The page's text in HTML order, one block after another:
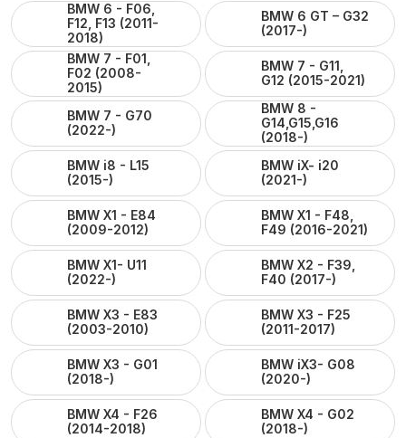
BMW 6 - F06,
F12, F13 (2011-
2018)
BMW 6 GT – G32
(2017-)
BMW 7 - F01,
F02 (2008-
2015)
BMW 7 - G11,
G12 (2015-2021)
BMW 7 - G70
(2022-)
BMW 8 -
G14,G15,G16
(2018-)
BMW i8 - L15
(2015-)
BMW iX- i20
(2021-)
BMW X1 - E84
(2009-2012)
BMW X1 - F48,
F49 (2016-2021)
BMW X1- U11
(2022-)
BMW X2 - F39,
F40 (2017-)
BMW X3 - E83
(2003-2010)
BMW X3 - F25
(2011-2017)
BMW X3 - G01
(2018-)
BMW iX3- G08
(2020-)
BMW X4 - F26
(2014-2018)
BMW X4 - G02
(2018-)